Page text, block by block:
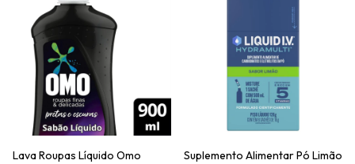
Lava Roupas Líquido Omo
Suplemento Alimentar Pó Limão